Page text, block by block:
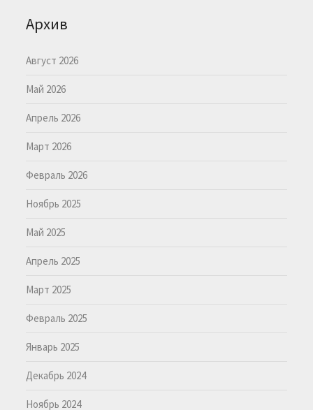
Архив
Август 2026
Май 2026
Апрель 2026
Март 2026
Февраль 2026
Ноябрь 2025
Май 2025
Апрель 2025
Март 2025
Февраль 2025
Январь 2025
Декабрь 2024
Ноябрь 2024